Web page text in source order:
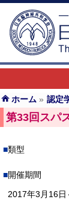
ホーム » 認定
第33回スパ
類型
開催期間
2017年3月16